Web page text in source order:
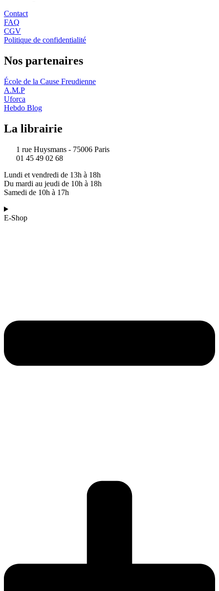
Contact
FAQ
CGV
Politique de confidentialité
Nos partenaires
École de la Cause Freudienne
A.M.P
Uforca
Hebdo Blog
La librairie
1 rue Huysmans - 75006 Paris
01 45 49 02 68
Lundi et vendredi de 13h à 18h
Du mardi au jeudi de 10h à 18h
Samedi de 10h à 17h
E-Shop